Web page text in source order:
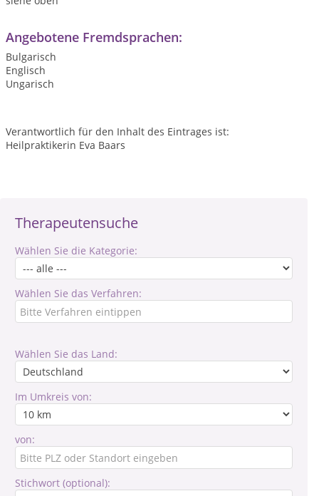
Therapeutensuche
Wählen Sie die Kategorie:
Wählen Sie das Verfahren:
Wählen Sie das Land:
Im Umkreis von:
von:
Stichwort (optional):
Angebotene Fremdsprachen:
Bulgarisch
Englisch
Ungarisch
Verantwortlich für den Inhalt des Eintrages ist:
Heilpraktikerin Eva Baars